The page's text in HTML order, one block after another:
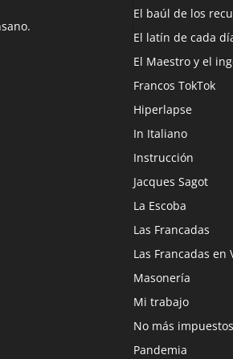
El baúl de los
El latín de cada
El Maestro y el
Francos TokTok
Hiperlapse
In Italiano
Instrucción
Jacques Sagot
La Escoba
Las Francadas
Las Francadas en
Masonería
Mi trabajo
No más impuestos
Pandemia